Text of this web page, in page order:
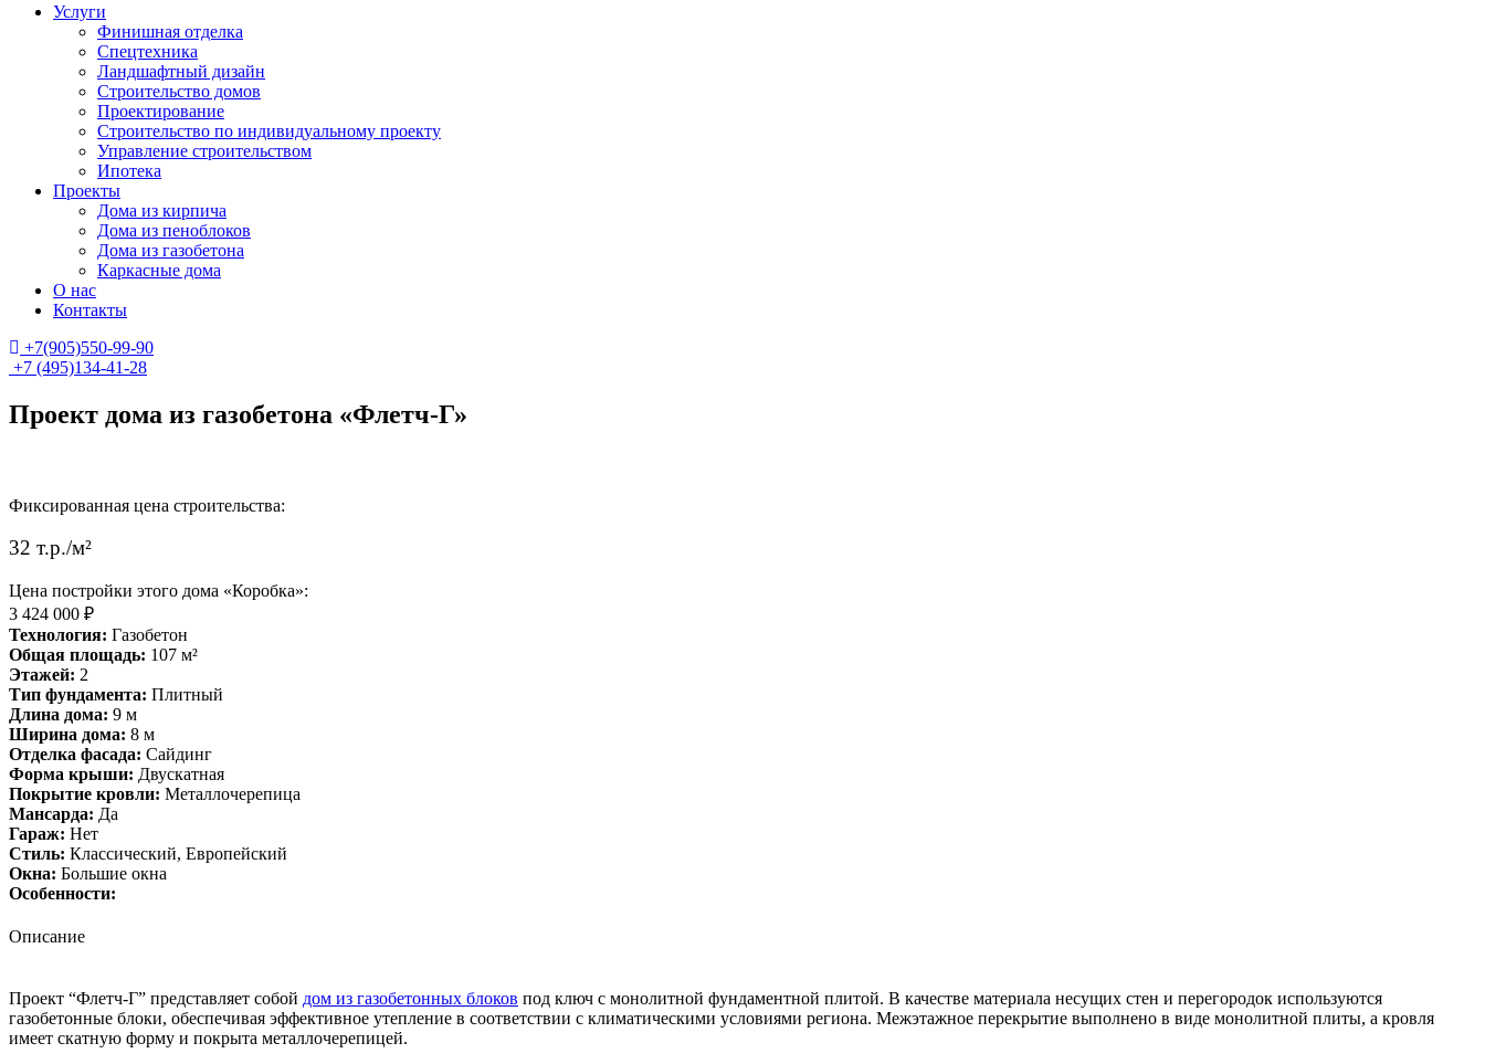
Услуги
Финишная отделка
Спецтехника
Ландшафтный дизайн
Строительство домов
Проектирование
Строительство по индивидуальному проекту
Управление строительством
Ипотека
Проекты
Дома из кирпича
Дома из пеноблоков
Дома из газобетона
Каркасные дома
О нас
Контакты
+7(905)550-99-90
+7 (495)134-41-28
Проект дома из газобетона «Флетч-Г»
Фиксированная цена строительства:
32 т.р./м²
Цена постройки этого дома «Коробка»:
3 424 000 ₽
Технология: Газобетон
Общая площадь: 107 м²
Этажей: 2
Тип фундамента: Плитный
Длина дома: 9 м
Ширина дома: 8 м
Отделка фасада: Сайдинг
Форма крыши: Двускатная
Покрытие кровли: Металлочерепица
Мансарда: Да
Гараж: Нет
Стиль: Классический, Европейский
Окна: Большие окна
Особенности:
Описание
Проект “Флетч-Г” представляет собой дом из газобетонных блоков под ключ с монолитной фундаментной плитой. В качестве материала несущих стен и перегородок используются
газобетонные блоки, обеспечивая эффективное утепление в соответствии с климатическими условиями региона. Межэтажное перекрытие выполнено в виде монолитной плиты, а кровля
имеет скатную форму и покрыта металлочерепицей.